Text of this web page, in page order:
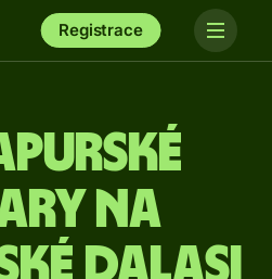
Registrace
na
dalasi